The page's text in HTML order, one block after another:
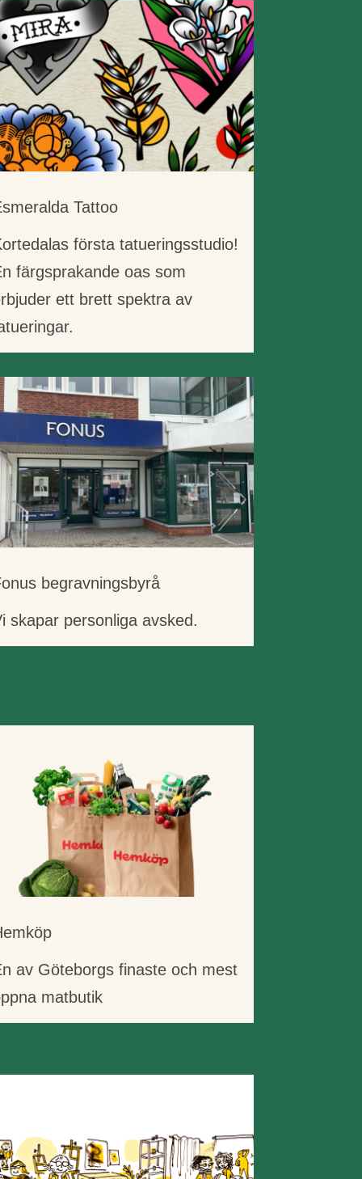
Tattoo
första tatueringsstudio!
färgsprakande oas som
ett brett spektra av
begravningsbyrå
skapar personliga avsked.
av Göteborgs finaste och mest
matbutik